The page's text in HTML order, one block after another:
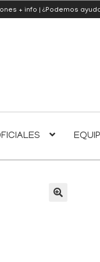
+ info |¿Podemos